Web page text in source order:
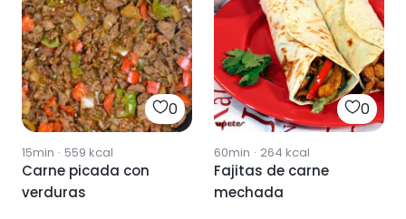
0
15min · 559 kcal
Carne picada con
verduras
0
60min · 264 kcal
Fajitas de carne
mechada